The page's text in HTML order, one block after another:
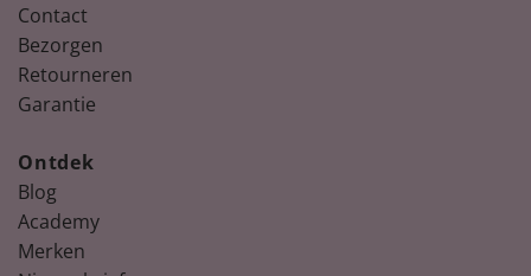
Contact
Bezorgen
Retourneren
Garantie
Ontdek
Blog
Academy
Merken